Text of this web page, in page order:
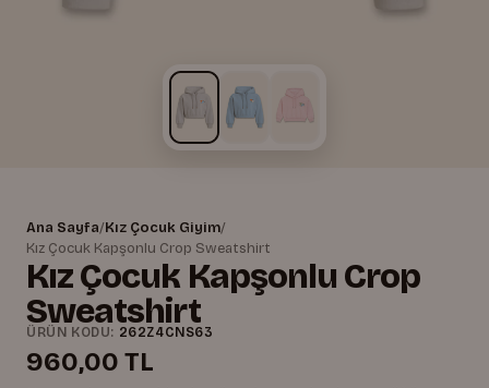
Ana Sayfa/Kız Çocuk Giyim/
Kız Çocuk Kapşonlu Crop Sweatshirt
Kız Çocuk Kapşonlu Crop
Sweatshirt
ÜRÜN KODU: 262Z4CNS63
960,00 TL